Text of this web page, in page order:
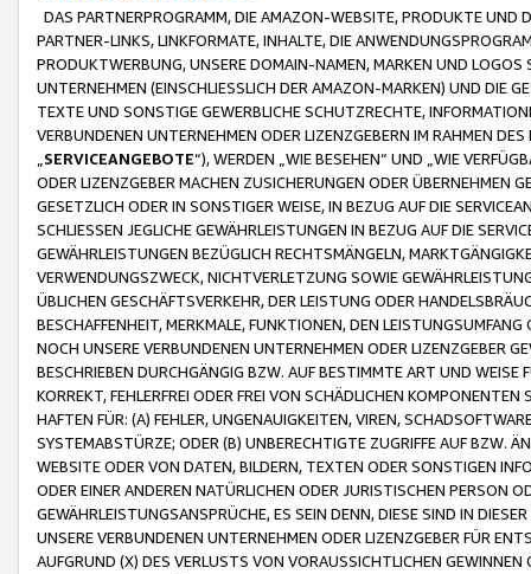
DAS PARTNERPROGRAMM, DIE AMAZON-WEBSITE, PRODUKTE UND
PARTNER-LINKS, LINKFORMATE, INHALTE, DIE
PRODUKTWERBUNG, UNSERE DOMAIN-NAMEN, MARKEN UND
UNTERNEHMEN (EINSCHLIESSLICH DER AMAZON-MARKEN) UND DIE
TEXTE UND SONSTIGE GEWERBLICHE SCHUTZRECHTE,
VERBUNDENEN UNTERNEHMEN ODER LIZENZGEBERN IM RAHMEN
SERVICEANGEBOTE“), WERDEN „WIE BESEHEN“ UND „WIE
ODER LIZENZGEBER MACHEN ZUSICHERUNGEN ODER ÜBERNEHMEN
GESETZLICH ODER IN SONSTIGER WEISE, IN BEZUG AUF DIE
SCHLIESSEN JEGLICHE GEWÄHRLEISTUNGEN IN BEZUG AUF DIE
GEWÄHRLEISTUNGEN BEZÜGLICH RECHTSMÄNGELN,
VERWENDUNGSZWECK, NICHTVERLETZUNG SOWIE
ÜBLICHEN GESCHÄFTSVERKEHR, DER LEISTUNG ODER
BESCHAFFENHEIT, MERKMALE, FUNKTIONEN, DEN
NOCH UNSERE VERBUNDENEN UNTERNEHMEN ODER LIZENZGEBER
BESCHRIEBEN DURCHGÄNGIG BZW. AUF BESTIMMTE ART UND
KORREKT, FEHLERFREI ODER FREI VON SCHÄDLICHEN
HAFTEN FÜR: (A) FEHLER, UNGENAUIGKEITEN, VIREN,
SYSTEMABSTÜRZE; ODER (B) UNBERECHTIGTE ZUGRIFFE AUF BZW.
WEBSITE ODER VON DATEN, BILDERN, TEXTEN ODER SONSTIGEN
ODER EINER ANDEREN NATÜRLICHEN ODER JURISTISCHEN PERSON
GEWÄHRLEISTUNGSANSPRÜCHE, ES SEIN DENN, DIESE SIND IN
UNSERE VERBUNDENEN UNTERNEHMEN ODER LIZENZGEBER FÜR
AUFGRUND (X) DES VERLUSTS VON VORAUSSICHTLICHEN